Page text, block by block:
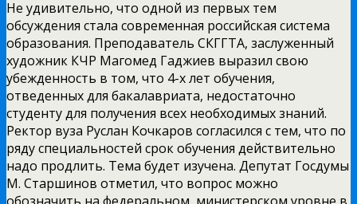
Не удивительно, что одной из первых тем
обсуждения стала современная российская система
образования. Преподаватель СКГГТА, заслуженный
художник КЧР Магомед Гаджиев выразил свою
убежденность в том, что 4-х лет обучения,
отведенных для бакалавриата, недостаточно
студенту для получения всех необходимых знаний.
Ректор вуза Руслан Кочкаров согласился с тем, что по
ряду специальностей срок обучения действительно
надо продлить. Тема будет изучена. Депутат Госдумы
М. Старшинов отметил, что вопрос можно